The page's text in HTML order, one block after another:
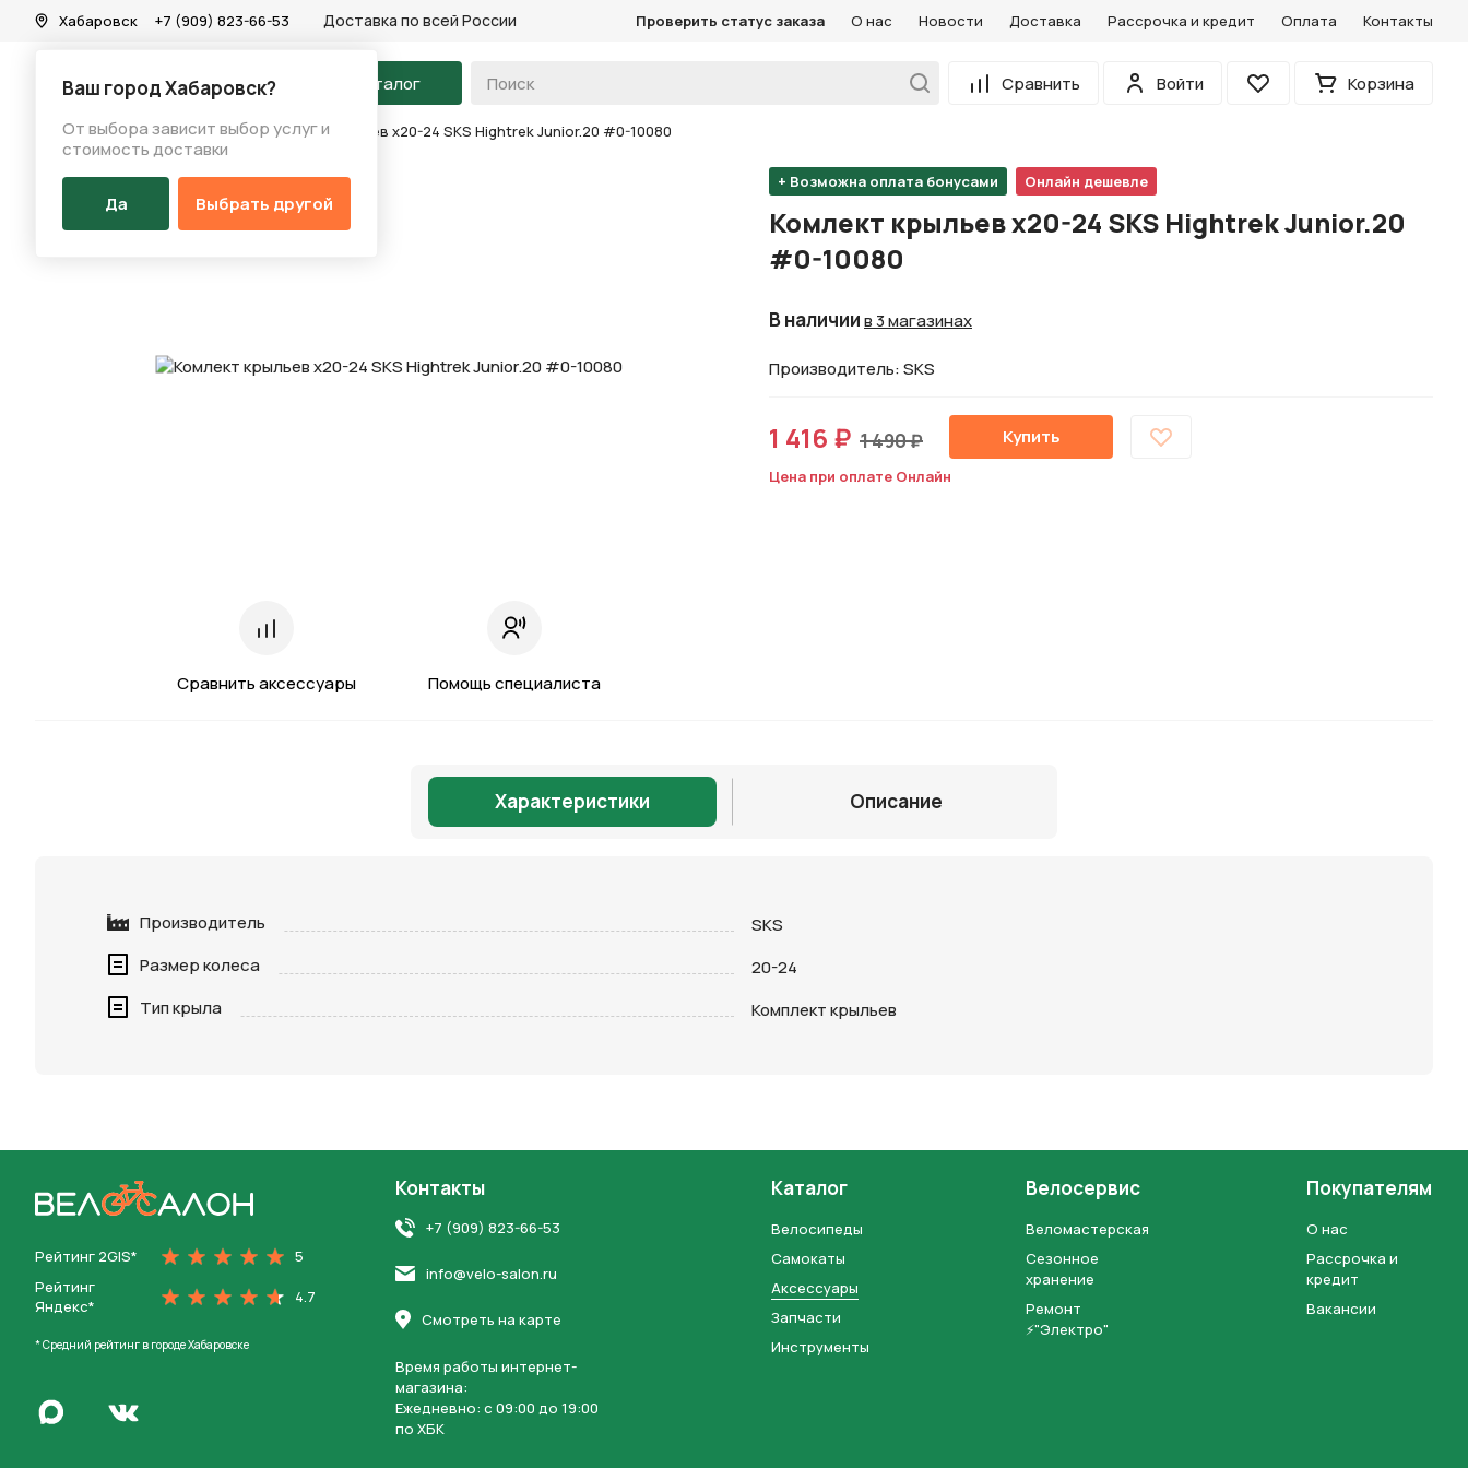
Хабаровск
Ваш город Хабаровск?
От выбора зависит выбор услуг и
стоимость доставки
Да Выбрать другой
+7 (909) 823-66-53 Доставка по всей России Проверить статус заказа О нас Новости Доставка Рассрочка и кредит Оплата Контакты
На главную Каталог Сравнить
Войти
Избранное Корзина
Каталог/Аксессуары/Крыло/Комлект крыльев х20-24 SKS Hightrek Junior.20 #0-10080
Сравнить аксессуары Помощь специалиста
+ Возможна оплата бонусами Онлайн дешевле
Комлект крыльев х20-24 SKS Hightrek Junior.20
#0-10080
В наличиив 3 магазинах
Производитель: SKS
1 416 ₽ 1 490 ₽ Купить
Цена при оплате Онлайн
Характеристики Описание
Производитель
SKS
Размер колеса
20-24
Тип крыла
Комплект крыльев
Рейтинг 2GIS*
5
Рейтинг
Яндекс*
4.7
* Средний рейтинг в городе Хабаровске
Написать в MaxПерейти во Вконтакте
Контакты
+7 (909) 823-66-53
info@velo-salon.ru
Смотреть на карте
Время работы интернет-
магазина:
Ежедневно: c 09:00 до 19:00
по ХБК
Каталог
Велосипеды
Самокаты
Аксессуары
Запчасти
Инструменты
Велосервис
Веломастерская
Сезонное
хранение
Ремонт
⚡"Электро"
Покупателям
О нас
Рассрочка и
кредит
Вакансии
персональных данных и соглашаетесь с политикой конфиденциальности